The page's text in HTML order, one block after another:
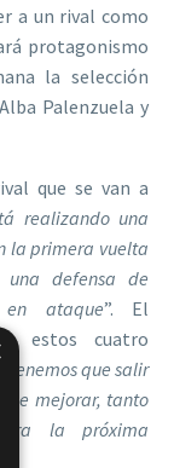
a un rival como
protagonismo
la selección
Palenzuela y
que se van a
realizando una
la primera vuelta
defensa de
en ataque”. El
estos cuatro
que salir
de mejorar, tanto
la próxima